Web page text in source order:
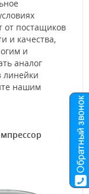
от постащиков
и качества,
и
аналог
линейки
нашим